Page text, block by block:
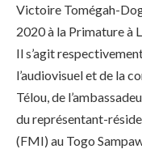
Victoire Tomégah-
2020 à la Primature à
Il s’agit
l’audiovisuel et de la
Télou, de
du représentant-
(FMI) au Togo